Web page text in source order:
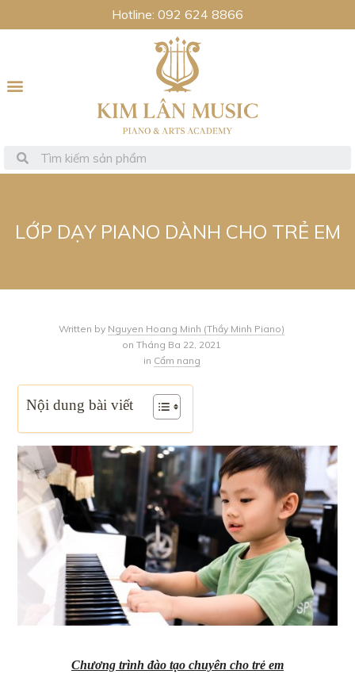
Hotline: 092 624 8866
LỚP DẠY PIANO DÀNH CHO TRẺ EM
Written by Nguyen Hoang Minh (Thầy Minh Piano)
on Tháng Ba 22, 2021
in Cẩm nang
Nội dung bài viết
Chương trình đào tạo chuyên cho trẻ em